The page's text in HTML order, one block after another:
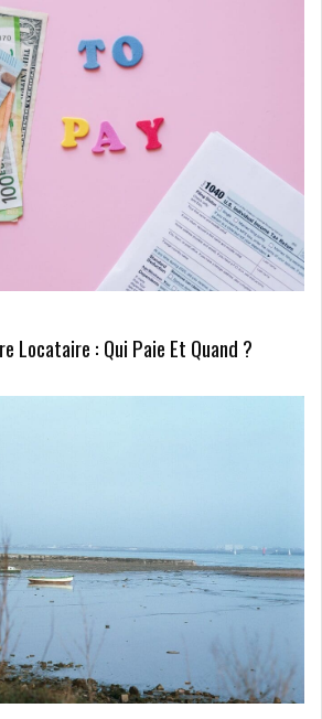
Locataire : Qui Paie Et Quand ?